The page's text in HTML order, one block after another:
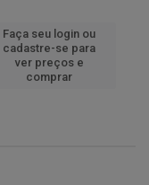
Faça seu login ou
cadastre-se para
ver preços e
comprar